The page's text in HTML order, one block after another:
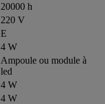
20000 h
220 V
E
4 W
Ampoule ou module à
led
4 W
4 W